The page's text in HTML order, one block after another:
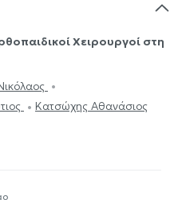
Χειρουργοί στη
Κατσώχης Αθανάσιος